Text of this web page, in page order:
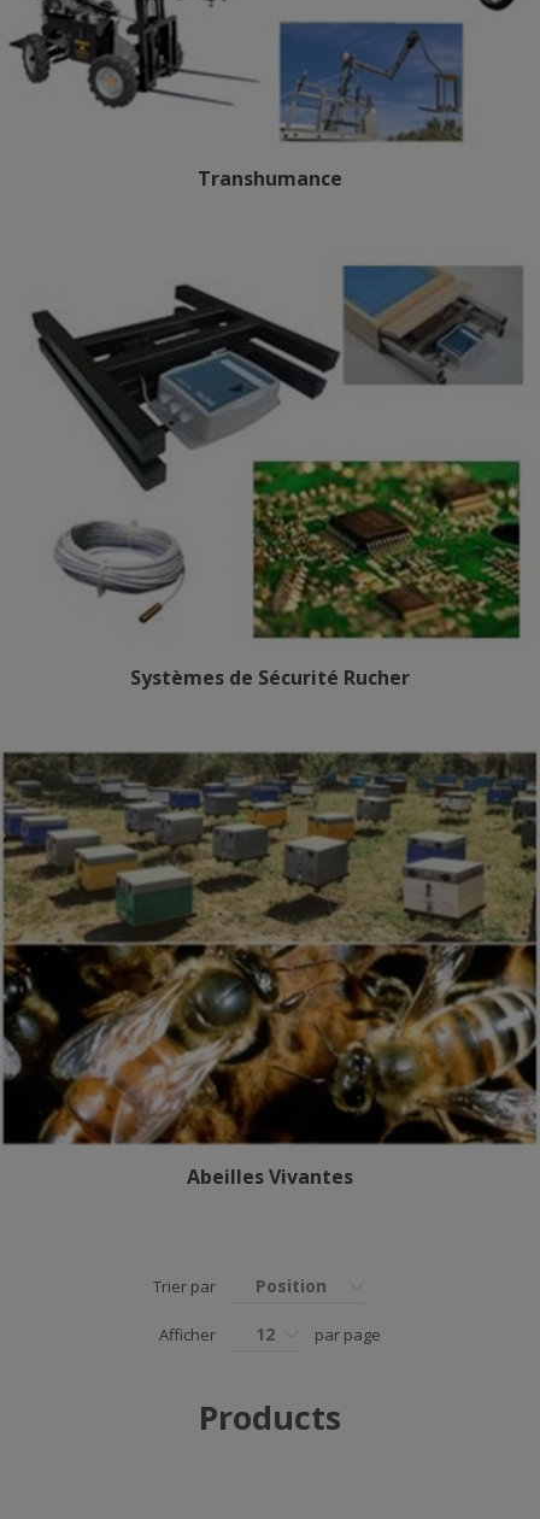
Transhumance
Systèmes de Sécurité Rucher
Abeilles Vivantes
Trier par Position
Afficher 12 par page
Products